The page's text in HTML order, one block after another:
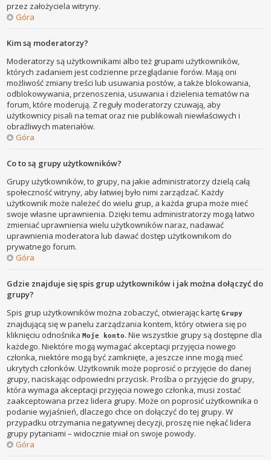
przez założyciela witryny.
Góra
Kim są moderatorzy?
Moderatorzy są użytkownikami albo też grupami użytkowników,
których zadaniem jest codzienne przeglądanie forów. Mają oni
możliwość zmiany treści lub usuwania postów, a także blokowania,
odblokowywania, przenoszenia, usuwania i dzielenia tematów na
forum, które moderują. Z reguły moderatorzy czuwają, aby
użytkownicy pisali na temat oraz nie publikowali niewłaściwych i
obraźliwych materiałów.
Góra
Co to są grupy użytkowników?
Grupy użytkowników, to grupy, na jakie administratorzy dzielą całą
społeczność witryny, aby łatwiej było nimi zarządzać. Każdy
użytkownik może należeć do wielu grup, a każda grupa może mieć
swoje własne uprawnienia. Dzięki temu administratorzy mogą łatwo
zmieniać uprawnienia wielu użytkowników naraz, nadawać
uprawnienia moderatora lub dawać dostęp użytkownikom do
prywatnego forum.
Góra
Gdzie znajduje się spis grup użytkowników i jak można dołączyć do
grupy?
Spis grup użytkowników można zobaczyć, otwierając kartęGrupy
znajdującą się w panelu zarządzania kontem, który otwiera się po
kliknięciu odnośnikaMoje konto. Nie wszystkie grupy są dostępne dla
każdego. Niektóre mogą wymagać akceptacji przyjęcia nowego
członka, niektóre mogą być zamknięte, a jeszcze inne mogą mieć
ukrytych członków. Użytkownik może poprosić o przyjęcie do danej
grupy, naciskając odpowiedni przycisk. Prośba o przyjęcie do grupy,
która wymaga akceptacji przyjęcia nowego członka, musi zostać
zaakceptowana przez lidera grupy. Może on poprosić użytkownika o
podanie wyjaśnień, dlaczego chce on dołączyć do tej grupy. W
przypadku otrzymania negatywnej decyzji, proszę nie nękać lidera
grupy pytaniami – widocznie miał on swoje powody.
Góra